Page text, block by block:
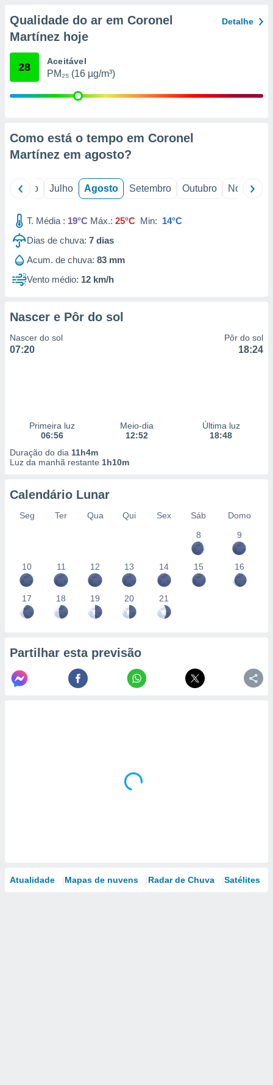
através
estudos
de
1199
Qualidade do ar em Coronel
Martínez hoje
Detalhe
28 Aceitável
PM₂₅ (16 µg/m³)
Como está o tempo em Coronel
Martínez em agosto?
Junho Julho Agosto Setembro Outubro Novembro
T. Média : 19°C Máx.: 25°C Min: 14°C
Dias de chuva: 7 dias
Acum. de chuva: 83 mm
Vento médio: 12 km/h
Nascer e Pôr do sol
Nascer do sol
07:20
Pôr do sol
18:24
Primeira luz
06:56
Meio-dia
12:52
Última luz
18:48
Duração do dia 11h4m
Luz da manhã restante 1h10m
Calendário Lunar
Seg Ter Qua Qui Sex Sáb
Domo
8
9
10 11 12 13 14 15 16
17 18 19 20 21
Partilhar esta previsão
Atualidade Mapas de nuvens Radar de Chuva Satélites